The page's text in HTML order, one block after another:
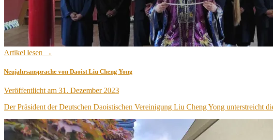
Artikel lesen →
Neujahrsansprache von Daoist Liu Cheng Yong
Veröffentlicht am 31. Dezember 2023
Der Präsident der Deutschen Daoistischen Vereinigung Liu Cheng Yong unterstreicht